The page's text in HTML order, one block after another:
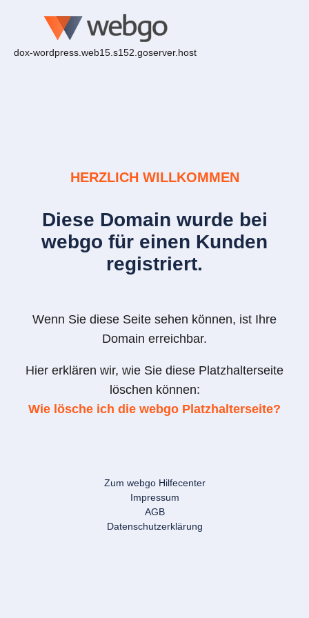
dox-wordpress.web15.s152.goserver.host
HERZLICH WILLKOMMEN
Diese Domain wurde bei
webgo für einen Kunden
registriert.
Wenn Sie diese Seite sehen können, ist Ihre
Domain erreichbar.
Hier erklären wir, wie Sie diese Platzhalterseite
löschen können:
Wie lösche ich die webgo Platzhalterseite?
Zum webgo Hilfecenter
Impressum
AGB
Datenschutzerklärung